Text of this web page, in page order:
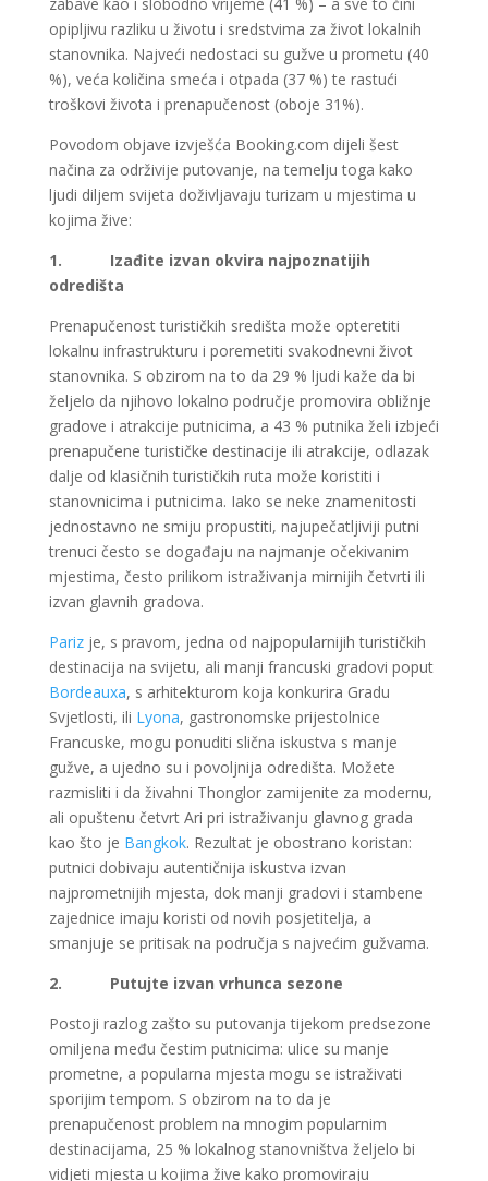
opipljivu razliku u životu i sredstvima za život lokalnih
stanovnika. Najveći nedostaci su gužve u prometu (40
%), veća količina smeća i otpada (37 %) te rastući
troškovi života i prenapučenost (oboje 31%).
Povodom objave izvješća Booking.com dijeli šest
načina za održivije putovanje, na temelju toga kako
ljudi diljem svijeta doživljavaju turizam u mjestima u
kojima žive:
1.
Izađite izvan okvira najpoznatijih
odredišta
Prenapučenost turističkih središta može opteretiti
lokalnu infrastrukturu i poremetiti svakodnevni život
stanovnika. S obzirom na to da 29 % ljudi kaže da bi
željelo da njihovo lokalno područje promovira obližnje
gradove i atrakcije putnicima, a 43 % putnika želi izbjeći
prenapučene turističke destinacije ili atrakcije, odlazak
dalje od klasičnih turističkih ruta može koristiti i
stanovnicima i putnicima. Iako se neke znamenitosti
jednostavno ne smiju propustiti, najupečatljiviji putni
trenuci često se događaju na najmanje očekivanim
mjestima, često prilikom istraživanja mirnijih četvrti ili
izvan glavnih gradova.
Parizje, s pravom, jedna od najpopularnijih turističkih
destinacija na svijetu, ali manji francuski gradovi poput
Bordeauxa, s arhitekturom koja konkurira Gradu
Svjetlosti, ili Lyona, gastronomske prijestolnice
Francuske, mogu ponuditi slična iskustva s manje
gužve, a ujedno su i povoljnija odredišta. Možete
razmisliti i da živahni Thonglor zamijenite za modernu,
ali opuštenu četvrt Ari pri istraživanju glavnog grada
kao što je Bangkok. Rezultat je obostrano koristan:
putnici dobivaju autentičnija iskustva izvan
najprometnijih mjesta, dok manji gradovi i stambene
zajednice imaju koristi od novih posjetitelja, a
smanjuje se pritisak na područja s najvećim gužvama.
2.
Putujte izvan vrhunca sezone
Postoji razlog zašto su putovanja tijekom predsezone
omiljena među čestim putnicima: ulice su manje
prometne, a popularna mjesta mogu se istraživati ​​
sporijim tempom. S obzirom na to da je
prenapučenost problem na mnogim popularnim
destinacijama, 25 % lokalnog stanovništva željelo bi
vidjeti mjesta u kojima žive kako promoviraju